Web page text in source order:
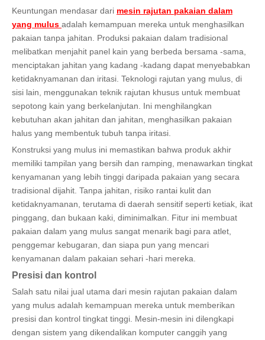
Keuntungan mendasar dari mesin rajutan pakaian dalam
yang mulus adalah kemampuan mereka untuk menghasilkan
pakaian tanpa jahitan. Produksi pakaian dalam tradisional
melibatkan menjahit panel kain yang berbeda bersama -sama,
menciptakan jahitan yang kadang -kadang dapat menyebabkan
ketidaknyamanan dan iritasi. Teknologi rajutan yang mulus, di
sisi lain, menggunakan teknik rajutan khusus untuk membuat
sepotong kain yang berkelanjutan. Ini menghilangkan
kebutuhan akan jahitan dan jahitan, menghasilkan pakaian
halus yang membentuk tubuh tanpa iritasi.
Konstruksi yang mulus ini memastikan bahwa produk akhir
memiliki tampilan yang bersih dan ramping, menawarkan tingkat
kenyamanan yang lebih tinggi daripada pakaian yang secara
tradisional dijahit. Tanpa jahitan, risiko rantai kulit dan
ketidaknyamanan, terutama di daerah sensitif seperti ketiak, ikat
pinggang, dan bukaan kaki, diminimalkan. Fitur ini membuat
pakaian dalam yang mulus sangat menarik bagi para atlet,
penggemar kebugaran, dan siapa pun yang mencari
kenyamanan dalam pakaian sehari -hari mereka.
Presisi dan kontrol
Salah satu nilai jual utama dari mesin rajutan pakaian dalam
yang mulus adalah kemampuan mereka untuk memberikan
presisi dan kontrol tingkat tinggi. Mesin-mesin ini dilengkapi
dengan sistem yang dikendalikan komputer canggih yang